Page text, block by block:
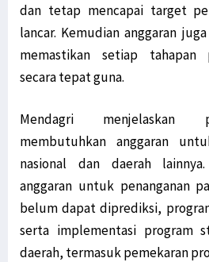
dan tetap mencapai target
lancar. Kemudian anggaran
memastikan setiap tahapan
secara tepat guna.
Mendagri menjelaskan
membutuhkan anggaran
nasional dan daerah
anggaran untuk penanganan
belum dapat diprediksi,
serta implementasi program
daerah, termasuk pemekaran